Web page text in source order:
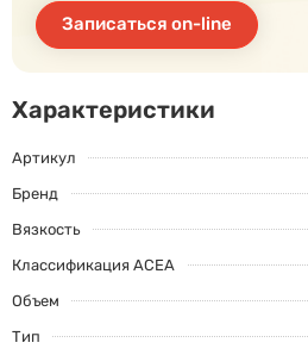
Характеристики
Артикул
Бренд
Вязкость
Классификация ACEA
Объем
Тип
Записаться on-line